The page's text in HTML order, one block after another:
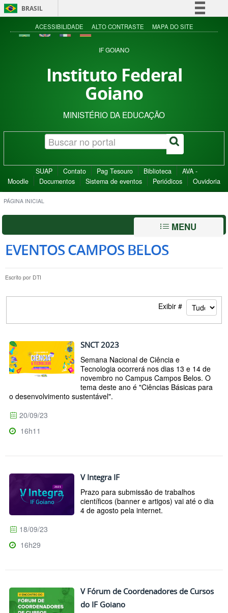
BRASIL
Simplifique!
Acesso à informação
ACESSIBILIDADE ALTO CONTRASTE MAPA DO SITE
IF GOIANO
Instituto Federal
Goiano
MINISTÉRIO DA EDUCAÇÃO
SUAP Contato Pag Tesouro Biblioteca
AVA -
Moodle
Documentos Sistema de eventos Periódicos Ouvidoria
PÁGINA INICIAL
MENU
EVENTOS CAMPOS BELOS
Escrito por DTI
Exibir #
SNCT 2023
Semana Nacional de Ciência e
Tecnologia ocorrerá nos dias 13 e 14 de
novembro no Campus Campos Belos. O
tema deste ano é "Ciências Básicas para
o desenvolvimento sustentável".
20/09/23
16h11
V Integra IF
Prazo para submissão de trabalhos
científicos (banner e artigos) vai até o dia
4 de agosto pela internet.
18/09/23
16h29
V Fórum de Coordenadores de Cursos
do IF Goiano